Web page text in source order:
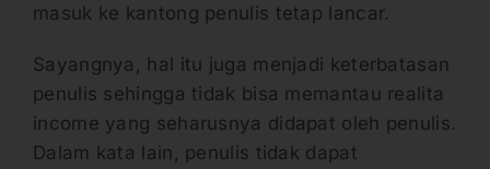
masuk ke kantong penulis tetap lancar.
Sayangnya, hal itu juga menjadi keterbatasan
penulis sehingga tidak bisa memantau realita
income yang seharusnya didapat oleh penulis.
Dalam kata lain, penulis tidak dapat